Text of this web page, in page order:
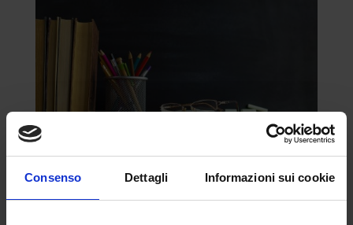
Consenso Dettagli Informazioni sui cookie
Aggiornamento graduatorie GPS 2024,
fascia per chi ha 24 CFU